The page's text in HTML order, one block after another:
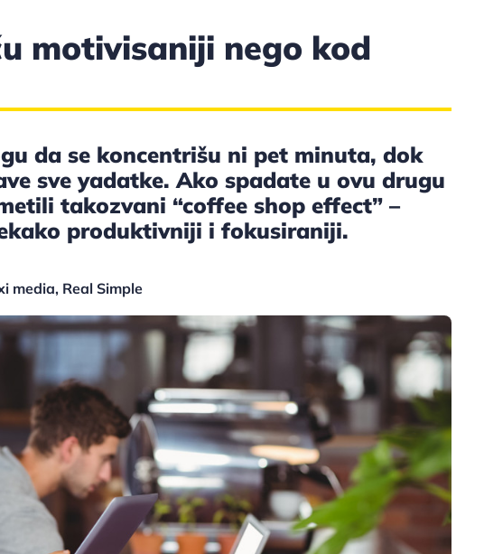
motivisaniji nego kod
da se koncentrišu ni pet minuta, dok
sve yadatke. Ako spadate u ovu drugu
takozvani “coffee shop effect” –
produktivniji i fokusiraniji.
media, Real Simple